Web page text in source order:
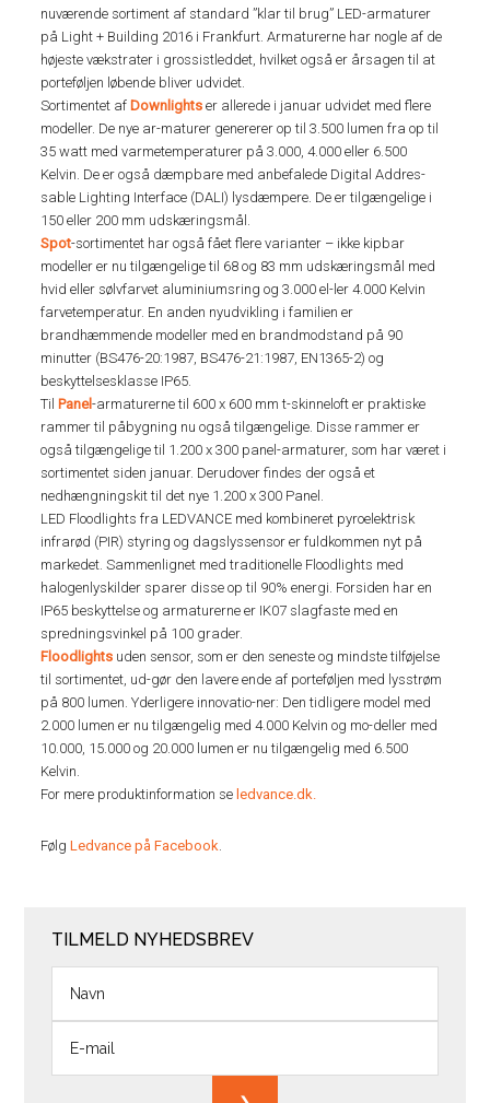
nuværende sortiment af standard ”klar til brug” LED-armaturer
på Light + Building 2016 i Frankfurt. Armaturerne har nogle af de
højeste vækstrater i grossistleddet, hvilket også er årsagen til at
porteføljen løbende bliver udvidet.
Sortimentet afDownlights er allerede i januar udvidet med flere
modeller. De nye ar-maturer genererer op til 3.500 lumen fra op til
35 watt med varmetemperaturer på 3.000, 4.000 eller 6.500
Kelvin. De er også dæmpbare med anbefalede Digital Addres-
sable Lighting Interface (DALI) lysdæmpere. De er tilgængelige i
150 eller 200 mm udskæringsmål.
Spot-sortimentet har også fået flere varianter – ikke kipbar
modeller er nu tilgængelige til 68 og 83 mm udskæringsmål med
hvid eller sølvfarvet aluminiumsring og 3.000 el-ler 4.000 Kelvin
farvetemperatur. En anden nyudvikling i familien er
brandhæmmende modeller med en brandmodstand på 90
minutter (BS476-20:1987, BS476-21:1987, EN1365-2) og
beskyttelsesklasse IP65.
TilPanel-armaturerne til 600 x 600 mm t-skinneloft er praktiske
rammer til påbygning nu også tilgængelige. Disse rammer er
også tilgængelige til 1.200 x 300 panel-armaturer, som har været i
sortimentet siden januar. Derudover findes der også et
nedhængningskit til det nye 1.200 x 300 Panel.
LED Floodlights fra LEDVANCE med kombineret pyroelektrisk
infrarød (PIR) styring og dagslyssensor er fuldkommen nyt på
markedet. Sammenlignet med traditionelle Floodlights med
halogenlyskilder sparer disse op til 90% energi. Forsiden har en
IP65 beskyttelse og armaturerne er IK07 slagfaste med en
spredningsvinkel på 100 grader.
Floodlights uden sensor, som er den seneste og mindste tilføjelse
til sortimentet, ud-gør den lavere ende af porteføljen med lysstrøm
på 800 lumen. Yderligere innovatio-ner: Den tidligere model med
2.000 lumen er nu tilgængelig med 4.000 Kelvin og mo-deller med
10.000, 15.000 og 20.000 lumen er nu tilgængelig med 6.500
Kelvin.
For mere produktinformation seledvance.dk.
FølgLedvance på Facebook
TILMELD NYHEDSBREV